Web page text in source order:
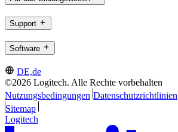
Support
Software
DE,de
©2026 Logitech. Alle Rechte vorbehalten
Nutzungsbedingungen Datenschutzrichtlinien
Sitemap
Logitech